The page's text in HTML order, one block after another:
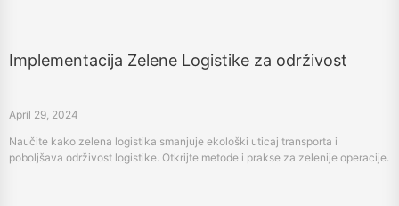
Implementacija Zelene Logistike za održivost
April 29, 2024
Naučite kako zelena logistika smanjuje ekološki uticaj transporta i
poboljšava održivost logistike. Otkrijte metode i prakse za zelenije operacije.